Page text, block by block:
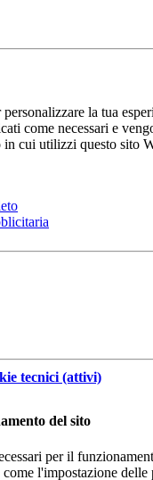
la tua
come necessari e
in cui utilizzi questo sito
tecnici (attivi)
del sito
per il
l'impostazione